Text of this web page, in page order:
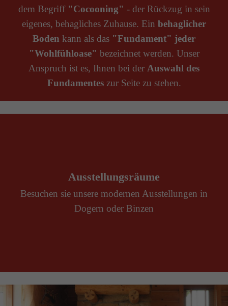
dem Begriff "Cocooning" - der Rückzug in sein
eigenes, behagliches Zuhause. Ein behaglicher
Boden kann als das "Fundament" jeder
"Wohlfühloase" bezeichnet werden. Unser
Anspruch ist es, Ihnen bei der Auswahl des
Fundamenteszur Seite zu stehen.
Ausstellungsräume
Besuchen sie unsere modernen Ausstellungen in
Dogern oder Binzen